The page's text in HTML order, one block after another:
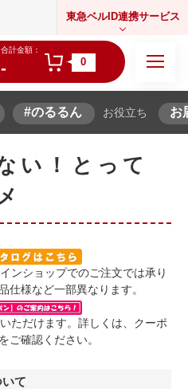
東急ベルID連携サービス
インショップ
合計金額：
- 0
#のるるん お役立ち お
い！とって
ョップでのご注文では承り
仕様など一部異なります。
だけます。詳しくは、クーポ
ご確認ください。
て